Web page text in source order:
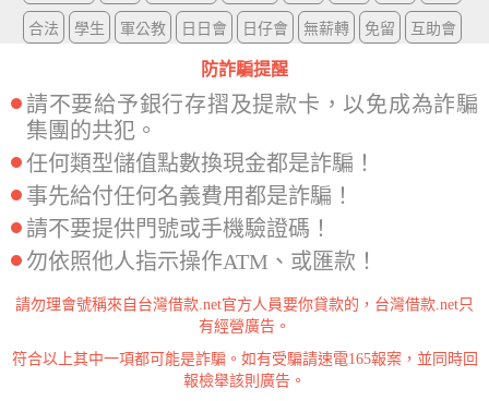
合法 學生 軍公教 日日會 日仔會 無薪轉 免留 互助會
防詐騙提醒
請不要給予銀行存摺及提款卡，以免成為詐騙
集團的共犯。
任何類型儲值點數換現金都是詐騙！
事先給付任何名義費用都是詐騙！
請不要提供門號或手機驗證碼！
勿依照他人指示操作ATM、或匯款！
請勿理會號稱來自台灣借款.net官方人員要你貸款的，台灣借款.net只
有經營廣告。
符合以上其中一項都可能是詐騙。如有受騙請速電165報案，並同時回
報檢舉該則廣告。